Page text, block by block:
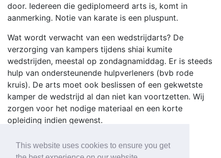
This website uses cookies to ensure you get
door. Iedereen die gediplomeerd arts is, komt in
aanmerking. Notie van karate is een pluspunt.
Wat wordt verwacht van een wedstrijdarts? De
verzorging van kampers tijdens shiai kumite
wedstrijden, meestal op zondagnamiddag. Er is steeds
hulp van ondersteunende hulpverleners (bvb rode
kruis). De arts moet ook beslissen of een gekwetste
kamper de wedstrijd al dan niet kan voortzetten. Wij
zorgen voor het nodige materiaal en een korte
opleiding indien gewenst.
Geïnteresseerden mogen mailen naar
kathleenlambein@yahoo.com